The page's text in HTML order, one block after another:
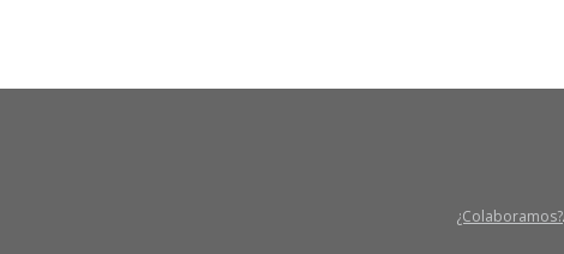
¿Colaboramos?